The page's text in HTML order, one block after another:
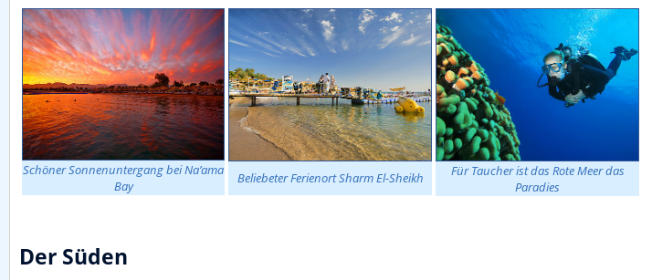
Schöner Sonnenuntergang bei Na’ama
Bay
Beliebeter Ferienort Sharm El-Sheikh
Für Taucher ist das Rote Meer das
Paradies
Der Süden